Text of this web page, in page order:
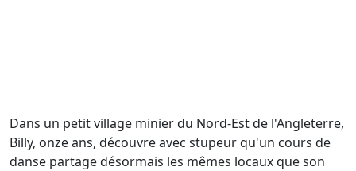
Dans un petit village minier du Nord-Est de l'Angleterre,
Billy, onze ans, découvre avec stupeur qu'un cours de
danse partage désormais les mêmes locaux que son